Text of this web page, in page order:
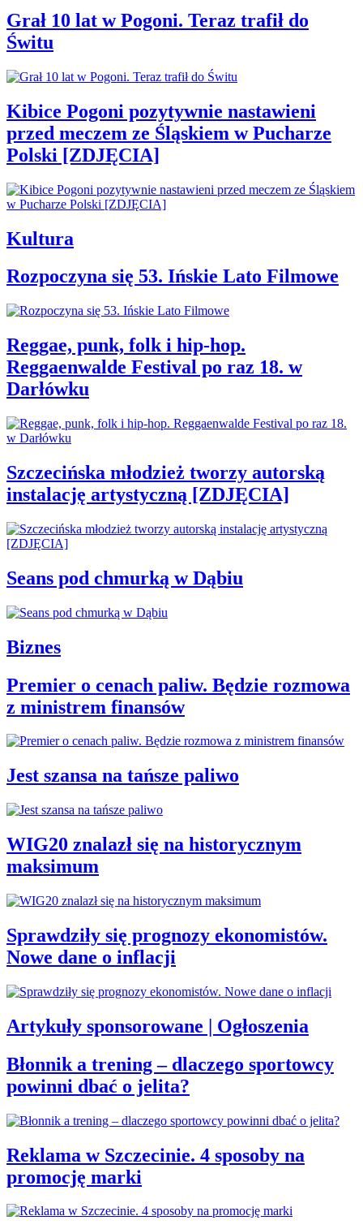
Grał 10 lat w Pogoni. Teraz trafił do
Świtu
Kibice Pogoni pozytywnie nastawieni
przed meczem ze Śląskiem w Pucharze
Polski [ZDJĘCIA]
Kultura
Rozpoczyna się 53. Ińskie Lato Filmowe
Reggae, punk, folk i hip-hop.
Reggaenwalde Festival po raz 18. w
Darłówku
Szczecińska młodzież tworzy autorską
instalację artystyczną [ZDJĘCIA]
Seans pod chmurką w Dąbiu
Biznes
Premier o cenach paliw. Będzie rozmowa
z ministrem finansów
Jest szansa na tańsze paliwo
WIG20 znalazł się na historycznym
maksimum
Sprawdziły się prognozy ekonomistów.
Nowe dane o inflacji
Artykuły sponsorowane | Ogłoszenia
Błonnik a trening – dlaczego sportowcy
powinni dbać o jelita?
Reklama w Szczecinie. 4 sposoby na
promocję marki